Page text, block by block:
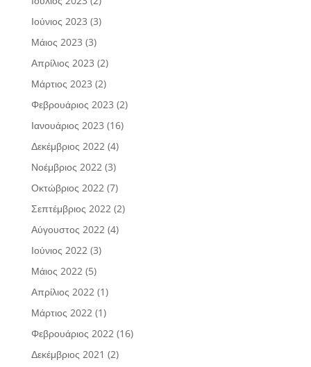
Ιούνιος 2023 (3)
Μάιος 2023 (3)
Απρίλιος 2023 (2)
Μάρτιος 2023 (2)
Φεβρουάριος 2023 (2)
Ιανουάριος 2023 (16)
Δεκέμβριος 2022(4)
Νοέμβριος 2022(3)
Οκτώβριος 2022(7)
Σεπτέμβριος 2022(2)
Αύγουστος 2022(4)
Ιούνιος 2022(3)
Μάιος 2022(5)
Απρίλιος 2022(1)
Μάρτιος 2022(1)
Φεβρουάριος 2022(16)
Δεκέμβριος 2021 (2)